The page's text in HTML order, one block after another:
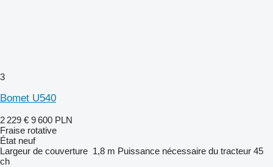
3
Bomet U540
2 229 € 9 600 PLN
Fraise rotative
État neuf
Largeur de couverture 1,8 m Puissance nécessaire du tracteur 45
ch